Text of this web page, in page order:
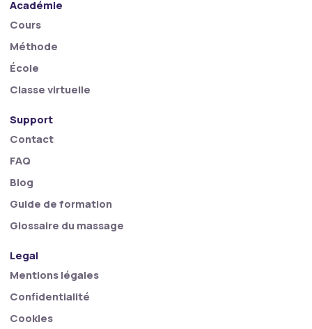
Académie
Cours
Méthode
École
Classe virtuelle
Support
Contact
FAQ
Blog
Guide de formation
Glossaire du massage
Legal
Mentions légales
Confidentialité
Cookies